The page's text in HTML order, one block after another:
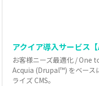
アクイア導入サービス
お客様ニーズ最適化 / One
Acquia (Drupal™) をベース
ライズ CMS。